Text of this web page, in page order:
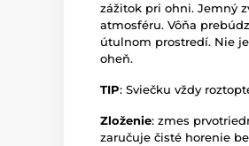
zážitok pri ohni. Jemný
atmosféru. Vôňa
útulnom prostredí. Nie
oheň.
TIP: Sviečku vždy
Zloženie: zmes
zaručuje čisté horenie